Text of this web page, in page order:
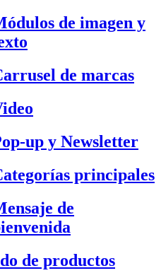
de imagen y
de marcas
up y Newsletter
principales
de
de productos